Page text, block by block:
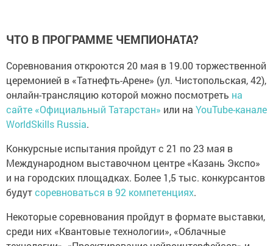
ЧТО В ПРОГРАММЕ ЧЕМПИОНАТА?
Соревнования откроются 20 мая в 19.00 торжественной
церемонией в «Татнефть-Арене» (ул. Чистопольская, 42),
онлайн-трансляцию которой можно посмотреть на
сайте «Официальный Татарстан» или на YouTube-канале
WorldSkills Russia.
Конкурсные испытания пройдут с 21 по 23 мая в
Международном выставочном центре «Казань Экспо»
и на городских площадках. Более 1,5 тыс. конкурсантов
будутсоревноваться в 92 компетенциях.
Некоторые соревнования пройдут в формате выставки,
среди них «Квантовые технологии», «Облачные